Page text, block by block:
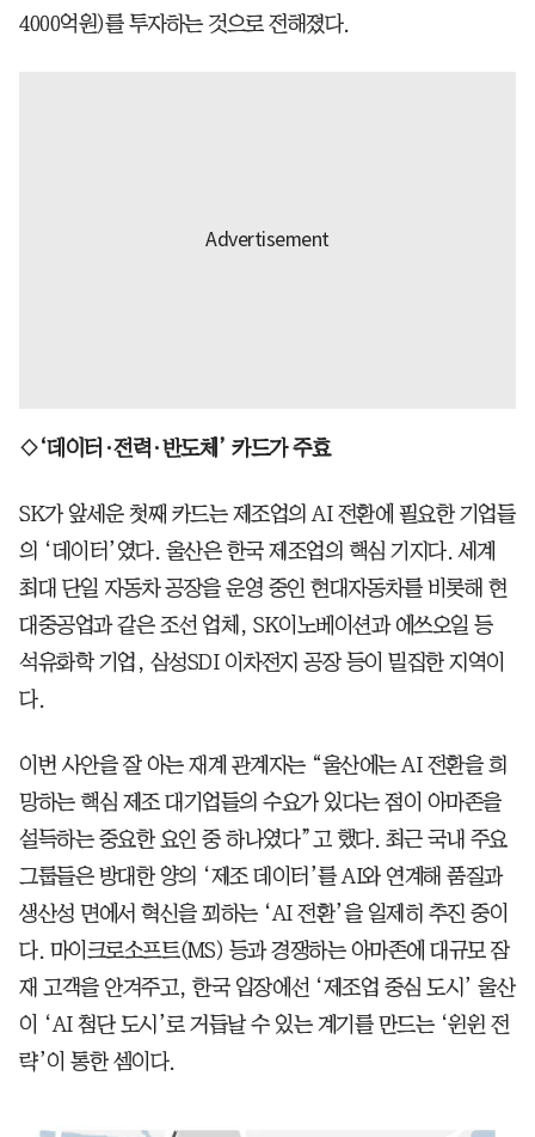
4000억원)를 투자하는 것으로 전해졌다.
◇‘데이터·전력·반도체’ 카드가 주효
SK가 앞세운 첫째 카드는 제조업의 AI 전환에 필요한 기업들
의 ‘데이터’였다. 울산은 한국 제조업의 핵심 기지다. 세계
최대 단일 자동차 공장을 운영 중인 현대자동차를 비롯해 현
대중공업과 같은 조선 업체, SK이노베이션과 에쓰오일 등
석유화학 기업, 삼성SDI 이차전지 공장 등이 밀집한 지역이
다.
이번 사안을 잘 아는 재계 관계자는 “울산에는 AI 전환을 희
망하는 핵심 제조 대기업들의 수요가 있다는 점이 아마존을
설득하는 중요한 요인 중 하나였다”고 했다. 최근 국내 주요
그룹들은 방대한 양의 ‘제조 데이터’를 AI와 연계해 품질과
생산성 면에서 혁신을 꾀하는 ‘AI 전환’을 일제히 추진 중이
다. 마이크로소프트(MS) 등과 경쟁하는 아마존에 대규모 잠
재 고객을 안겨주고, 한국 입장에선 ‘제조업 중심 도시’ 울산
이 ‘AI 첨단 도시’로 거듭날 수 있는 계기를 만드는 ‘윈윈 전
략’이 통한 셈이다.